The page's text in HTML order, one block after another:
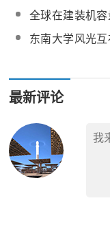
全球在建装机
光热电站系统
录】
东南大学风光
最新评论